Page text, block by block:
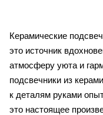
Керамические
это источник
атмосферу уюта и
подсвечники из
к деталям руками
это настоящее